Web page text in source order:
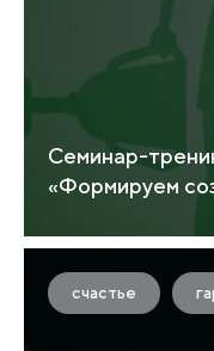
Семинар-
«Формируем
счастье